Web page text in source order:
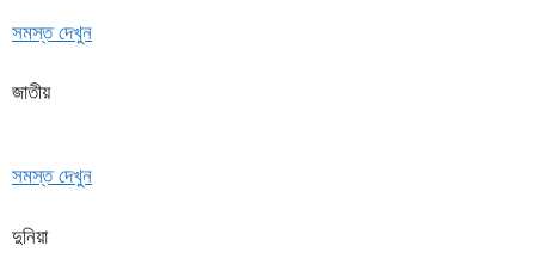
সমস্ত দেখুন
জাতীয়
সমস্ত দেখুন
দুনিয়া